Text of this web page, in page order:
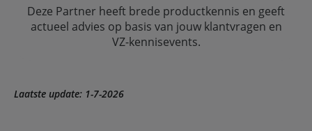
Deze Partner heeft brede productkennis en geeft
actueel advies op basis van jouw klantvragen en
VZ-kennisevents.
Laatste update: 1-7-2026